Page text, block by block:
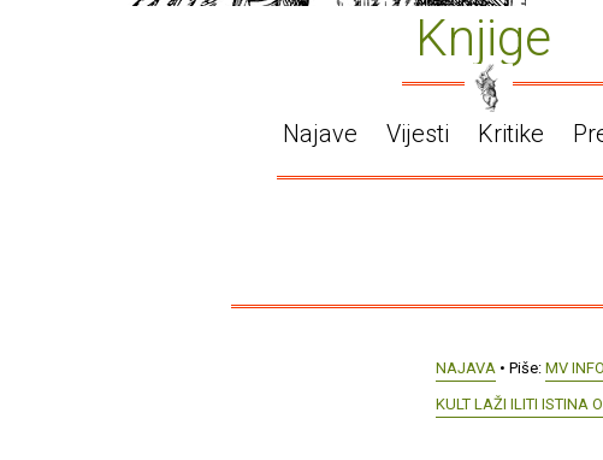
Knjige
Najave Vijesti Kritike
NAJAVA • Piše: MV INFO
KULT LAŽI ILITI ISTINA